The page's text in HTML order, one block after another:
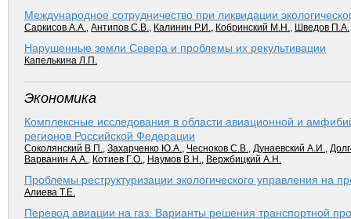
Международное сотрудничество при ликвидации
Саркисов А.А., Антипов С.В., Калинин Р.И., Кобринский М.Н., Шведов П.А.
Нарушенные земли Севера и проблемы их рекультивации
Капелькина Л.П.
Экономика
Комплексные исследования в области авиационной и
регионов Российской Федерации
Соколянский В.П., Захарченко Ю.А., Чесноков С.В., Дунаевский А.И.,
Варванин А.А., Котиев Г.О., Наумов В.Н., Вержбицкий А.Н.
Проблемы реструктуризации экологического управления на
Алиева Т.Е.
Перевод авиации на газ. Варианты решения транспортной